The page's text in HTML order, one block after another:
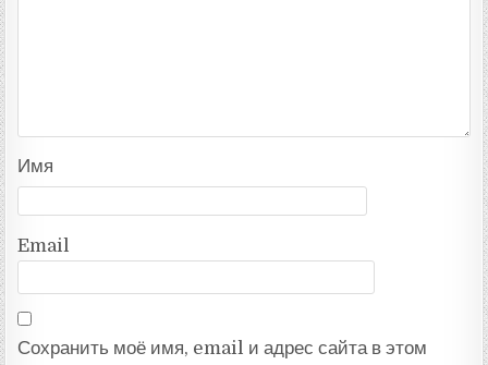
Имя
Email
Сохранить моё имя, email и адрес сайта в этом